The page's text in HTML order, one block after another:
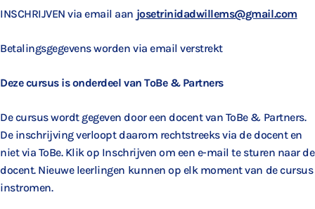
INSCHRIJVEN via email aan josetrinidadwillems@gmail.com
Betalingsgegevens worden via email verstrekt
Deze cursus is onderdeel van ToBe & Partners
De cursus wordt gegeven door een docent van ToBe & Partners.
De inschrijving verloopt daarom rechtstreeks via de docent en
niet via ToBe. Klik op Inschrijven om een e-mail te sturen naar de
docent. Nieuwe leerlingen kunnen op elk moment van de cursus
instromen.